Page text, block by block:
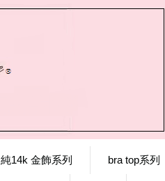
純14k 金飾系列 bra top系列